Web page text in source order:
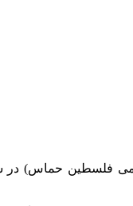
فلسطین حماس) در